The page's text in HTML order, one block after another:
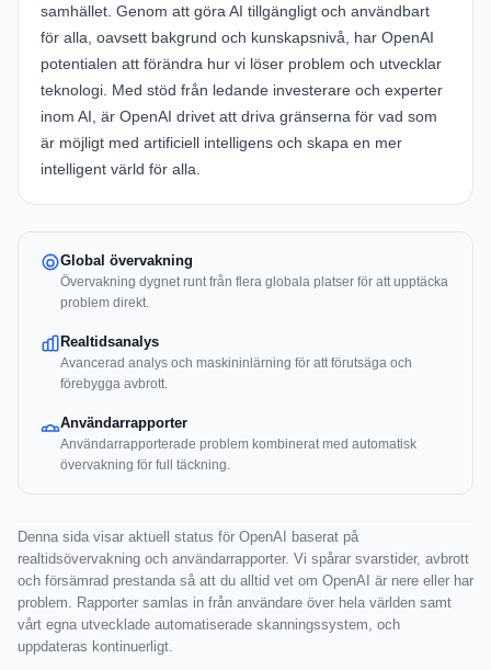
samhället. Genom att göra AI tillgängligt och användbart
för alla, oavsett bakgrund och kunskapsnivå, har OpenAI
potentialen att förändra hur vi löser problem och utvecklar
teknologi. Med stöd från ledande investerare och experter
inom AI, är OpenAI drivet att driva gränserna för vad som
är möjligt med artificiell intelligens och skapa en mer
intelligent värld för alla.
Global övervakning
Övervakning dygnet runt från flera globala platser för att upptäcka
problem direkt.
Realtidsanalys
Avancerad analys och maskininlärning för att förutsäga och
förebygga avbrott.
Användarrapporter
Användarrapporterade problem kombinerat med automatisk
övervakning för full täckning.
Denna sida visar aktuell status för OpenAI baserat på
realtidsövervakning och användarrapporter. Vi spårar svarstider, avbrott
och försämrad prestanda så att du alltid vet om OpenAI är nere eller har
problem. Rapporter samlas in från användare över hela världen samt
vårt egna utvecklade automatiserade skanningssystem, och
uppdateras kontinuerligt.